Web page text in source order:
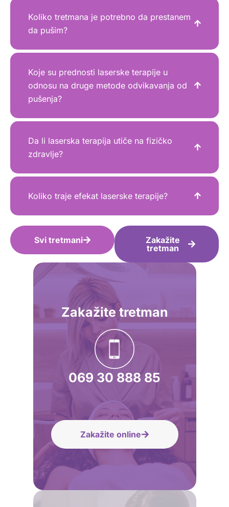
Zakažite tretman
069 30 888 85
Zakažite online
Koliko tretmana je potrebno da prestanem
da pušim?
Koje su prednosti laserske terapije u
odnosu na druge metode odvikavanja od
pušenja?
Da li laserska terapija utiče na fizičko
zdravlje?
Koliko traje efekat laserske terapije?
Svi tretmani
Zakažite
tretman